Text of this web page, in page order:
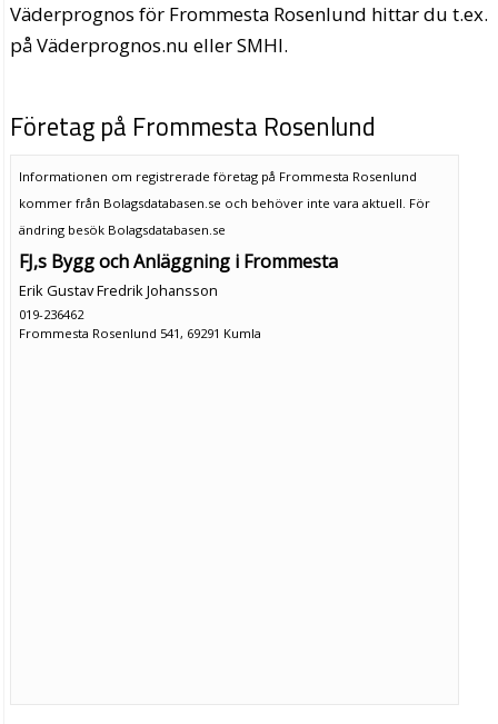
Väderprognos för Frommesta Rosenlund hittar du t.ex.
på Väderprognos.nu eller SMHI.
Företag på Frommesta Rosenlund
Informationen om registrerade företag på Frommesta Rosenlund
kommer från Bolagsdatabasen.se och behöver inte vara aktuell. För
ändring besök Bolagsdatabasen.se
FJ,s Bygg och Anläggning i Frommesta
Erik Gustav Fredrik Johansson
019-236462
Frommesta Rosenlund 541, 69291 Kumla